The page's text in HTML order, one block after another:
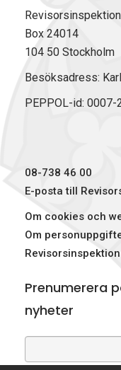
Box 24014
104 50 Stockholm
Besöksadress:
PEPPOL-id:
08-738 46 00
E-posta till
Om cookies och
Om
Prenumerera
nyheter